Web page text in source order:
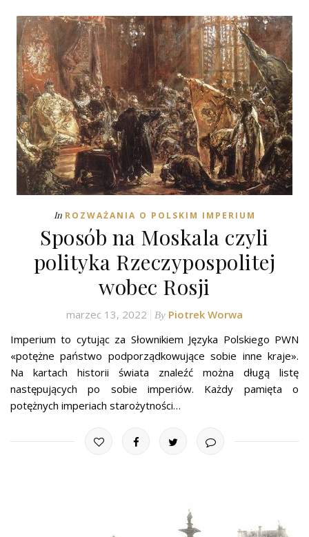
In ROZWAŻANIA O POLSKIM IMPERIUM
Sposób na Moskala czyli
polityka Rzeczypospolitej
wobec Rosji
marzec 13, 2022 By Piotrek Worwa
Imperium to cytując za Słownikiem Języka Polskiego PWN
«potężne państwo podporządkowujące sobie inne kraje».
Na kartach historii świata znaleźć można długą listę
następujących po sobie imperiów. Każdy pamięta o
potężnych imperiach starożytności…